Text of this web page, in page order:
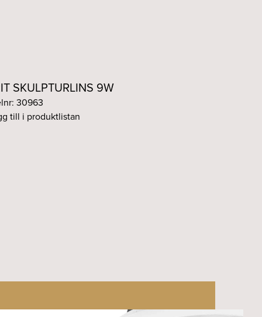
SKULPTURLINS 9W
30963
till i produktlistan